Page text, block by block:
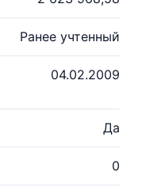
Ранее учтенный
04.02.2009
Да
0